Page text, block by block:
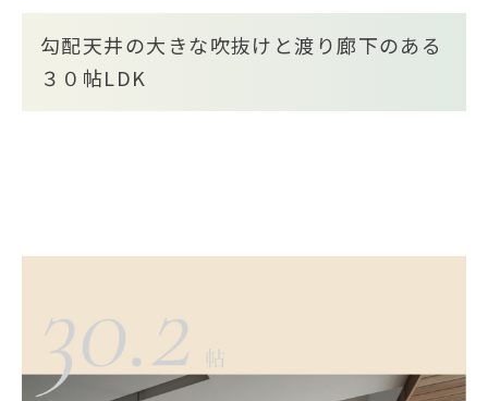
勾配天井の大きな吹抜けと渡り廊下のある
３０帖LDK